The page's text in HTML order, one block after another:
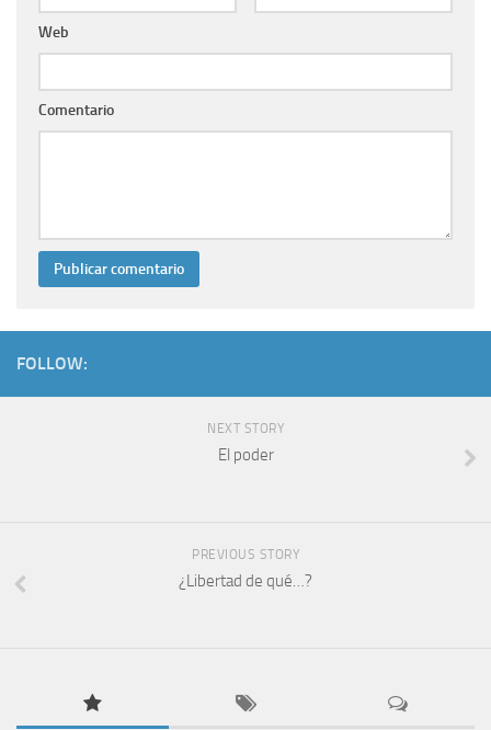
Web
Comentario
FOLLOW:
NEXT STORY
El poder
PREVIOUS STORY
¿Libertad de qué…?